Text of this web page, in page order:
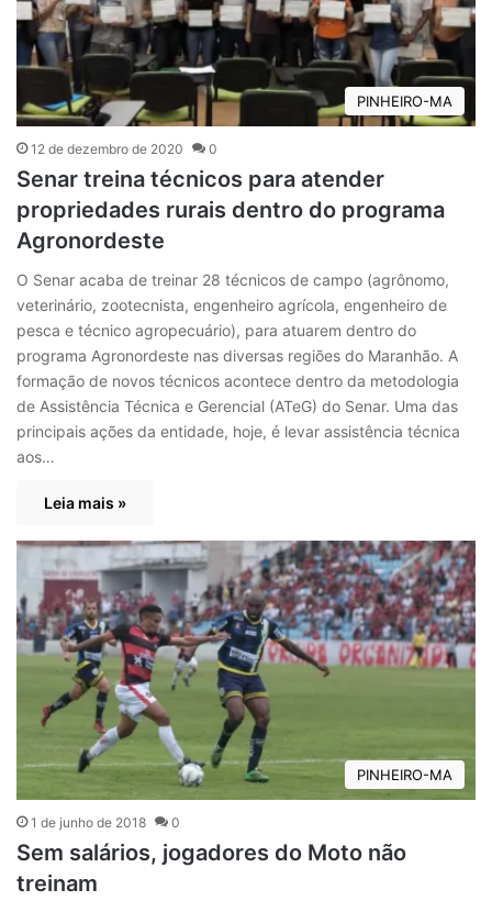
PINHEIRO-MA
12 de dezembro de 2020 0
Senar treina técnicos para atender
propriedades rurais dentro do programa
Agronordeste
O Senar acaba de treinar 28 técnicos de campo (agrônomo,
veterinário, zootecnista, engenheiro agrícola, engenheiro de
pesca e técnico agropecuário), para atuarem dentro do
programa Agronordeste nas diversas regiões do Maranhão. A
formação de novos técnicos acontece dentro da metodologia
de Assistência Técnica e Gerencial (ATeG) do Senar. Uma das
principais ações da entidade, hoje, é levar assistência técnica
aos…
Leia mais »
PINHEIRO-MA
1 de junho de 2018 0
Sem salários, jogadores do Moto não
treinam